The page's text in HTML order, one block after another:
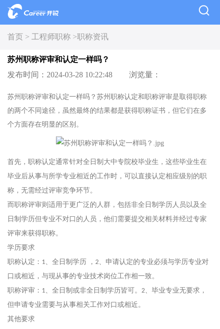
首页 > 工程师职称 >职称资讯
苏州职称评审和认定一样吗？
发布时间：2024-03-28 10:22:48
浏览量：
苏州职称评审和认定一样吗？苏州职称认定和职称评审是取得职称
的两个不同途径，虽然最终的结果都是获得职称证书，但它们在多
个方面存在明显的区别。
首先，职称认定通常针对全日制大中专院校毕业生，这些毕业生在
毕业后从事与所学专业相近的工作时，可以直接认定相应级别的职
称，无需经过评审竞争环节。
而职称评审则适用于更广泛的人群，包括非全日制学历人员以及全
日制学历但专业不对口的人员，他们需要提交相关材料并经过专家
评审来获得职称。
学历要求
职称认定： 1、全日制学历 ， 2、申请认定的专业必须与学历专业对
口或相近，与现从事的专业技术岗位工作相一致。
职称评审： 1、全日制或非全日制学历皆可。 2、毕业专业无要求，
但申请专业需要与从事相关工作对口或相近。
其他要求